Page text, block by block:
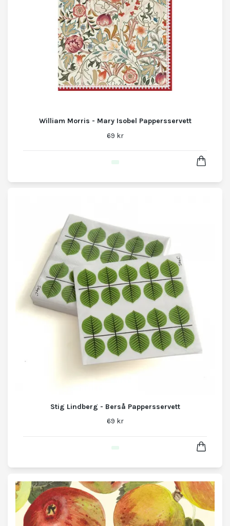
William Morris - Mary Isobel Pappersservett
69 kr
Stig Lindberg - Berså Pappersservett
69 kr